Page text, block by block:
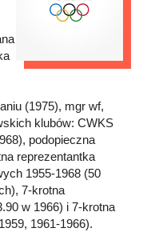
(1975), mgr wf,
klubów: CWKS
podopieczna
reprezentantka
1955-1968 (50
7-krotna
w 1966) i 7-krotna
1961-1966).